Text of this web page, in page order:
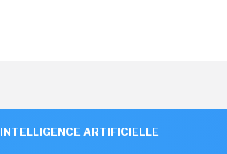
INTELLIGENCE ARTIFICIELLE